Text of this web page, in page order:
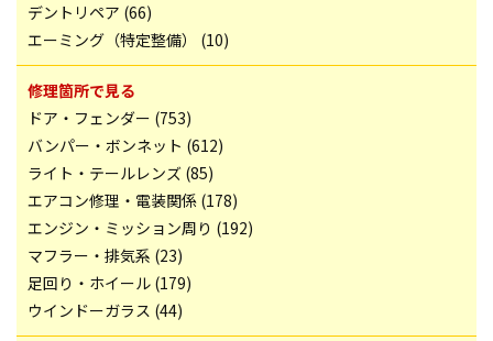
デントリペア (66)
エーミング（特定整備） (10)
修理箇所で見る
ドア・フェンダー (753)
バンパー・ボンネット (612)
ライト・テールレンズ (85)
エアコン修理・電装関係 (178)
エンジン・ミッション周り (192)
マフラー・排気系 (23)
足回り・ホイール (179)
ウインドーガラス (44)